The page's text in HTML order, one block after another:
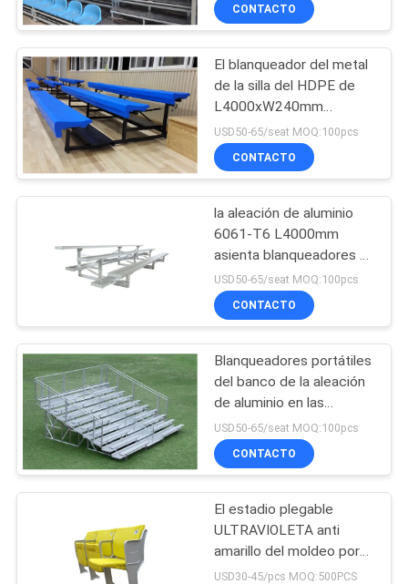
CONTROL
DE
CALIDAD
ÉNTRENOS
EN
PIDA
UNA
CITA
MAPA
Blanqueador
plástico Seat
16
Asientos de cubo
del estadio
22
Blanqueadores al
aire libre portátiles
12
CONTACTO
El blanqueador del metal
de la silla del HDPE de
L4000xW240mm
asienta/asiento portátil
de la gradería cubierta
USD50-65/seat MOQ:100pcs
CONTACTO
la aleación de aluminio
6061-T6 L4000mm
asienta blanqueadores al
aire libre portátiles
USD50-65/seat MOQ:100pcs
CONTACTO
Blanqueadores portátiles
del banco de la aleación
de aluminio en las
ruedas/los
blanqueadores
transportables
USD50-65/seat MOQ:100pcs
CONTACTO
El estadio plegable
ULTRAVIOLETA anti
amarillo del moldeo por
insuflación de aire
USD30-45/pcs MOQ:500PCS